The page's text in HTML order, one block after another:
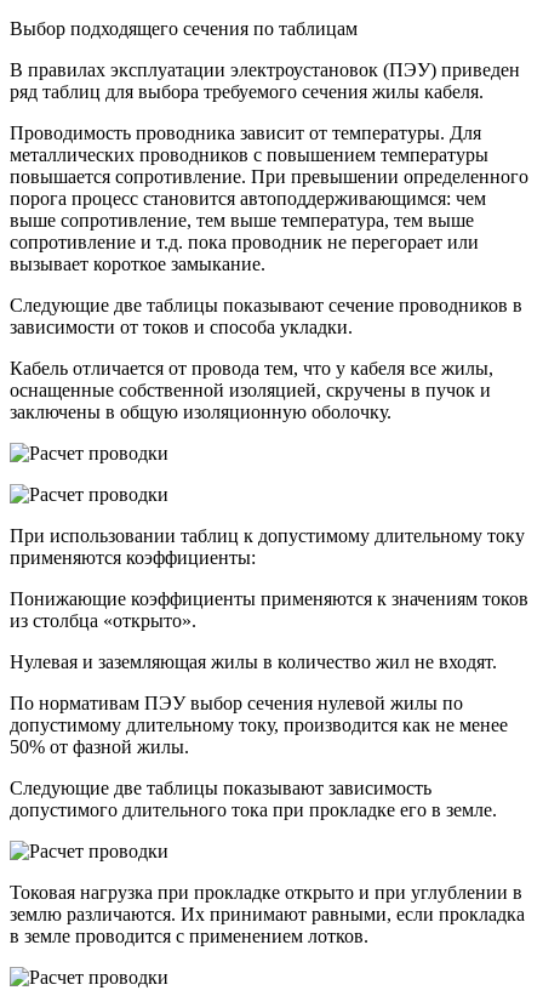
Выбор подходящего сечения по таблицам
В правилах эксплуатации электроустановок (ПЭУ) приведен
ряд таблиц для выбора требуемого сечения жилы кабеля.
Проводимость проводника зависит от температуры. Для
металлических проводников с повышением температуры
повышается сопротивление. При превышении определенного
порога процесс становится автоподдерживающимся: чем
выше сопротивление, тем выше температура, тем выше
сопротивление и т.д. пока проводник не перегорает или
вызывает короткое замыкание.
Следующие две таблицы показывают сечение проводников в
зависимости от токов и способа укладки.
Кабель отличается от провода тем, что у кабеля все жилы,
оснащенные собственной изоляцией, скручены в пучок и
заключены в общую изоляционную оболочку.
При использовании таблиц к допустимому длительному току
применяются коэффициенты:
Понижающие коэффициенты применяются к значениям токов
из столбца «открыто».
Нулевая и заземляющая жилы в количество жил не входят.
По нормативам ПЭУ выбор сечения нулевой жилы по
допустимому длительному току, производится как не менее
50% от фазной жилы.
Следующие две таблицы показывают зависимость
допустимого длительного тока при прокладке его в земле.
Токовая нагрузка при прокладке открыто и при углублении в
землю различаются. Их принимают равными, если прокладка
в земле проводится с применением лотков.